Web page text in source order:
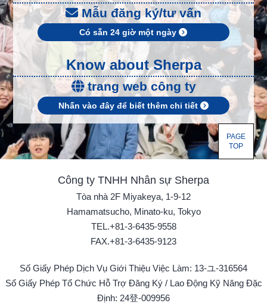
Mẫu đăng ký/tư vấn
Có sẵn 24 giờ một ngày
Know about Sherpa
trang web công ty
Nhấn vào đây để biết thêm chi tiết
PAGE
TOP
Công ty TNHH Nhân sự Sherpa
Tòa nhà 2F Miyakeya, 1-9-12
Hamamatsucho, Minato-ku, Tokyo
TEL.+81-3-6435-9558
FAX.+81-3-6435-9123
Số Giấy Phép Dịch Vụ Giới Thiệu Việc Làm: 13-ユ-316564
Số Giấy Phép Tổ Chức Hỗ Trợ Đăng Ký / Lao Động Kỹ Năng Đặc
Định: 24登-009956